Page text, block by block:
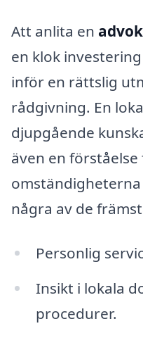
Att anlita en
en klok
inför en rättslig
rådgivning. En
djupgående
även en
några av de
Personlig
Insikt i lokala
procedurer.